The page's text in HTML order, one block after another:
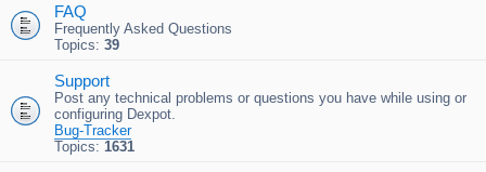
FAQ
Frequently Asked Questions
Topics: 39
Support
Post any technical problems or questions you have while using or
configuring Dexpot.
Bug-Tracker
Topics: 1631